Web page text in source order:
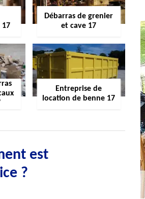
Débarras de grenier
et cave 17
Entreprise de
location de benne 17
est
?